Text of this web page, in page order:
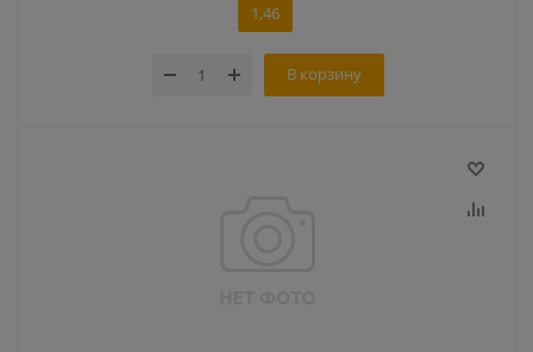
1,46
В корзину